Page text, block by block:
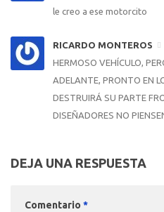
le creo a ese motorcito
RICARDO MONTEROS
HERMOSO VEHÍCULO,
ADELANTE, PRONTO EN
DESTRUIRÁ SU PARTE
DISEÑADORES NO
DEJA UNA RESPUESTA
Comentario *